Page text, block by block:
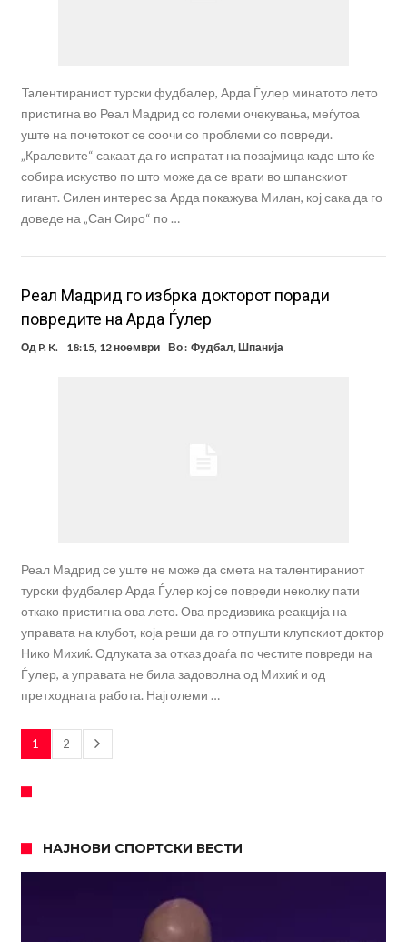
Taлентираниот турски фудбалер, Арда Ѓулер минатото лето
пристигна во Реал Мадрид со големи очекувања, меѓутоа
уште на почетокот се соочи со проблеми со повреди.
„Кралевите“ сакаат да го испратат на позајмица каде што ќе
собира искуство по што може да се врати во шпанскиот
гигант. Силен интерес за Арда покажува Милан, кој сака да го
доведе на „Сан Сиро“ по …
Реал Мадрид го избрка докторот поради
повредите на Арда Ѓулер
Од P. K. 18:15, 12 ноември Во : Фудбал Шпанија
Реал Мадрид се уште не може да смета на талентираниот
турски фудбалер Арда Ѓулер кој се повреди неколку пати
откако пристигна ова лето. Ова предизвика реакција на
управата на клубот, која реши да го отпушти клупскиот доктор
Нико Михиќ. Одлуката за отказ доаѓа по честите повреди на
Ѓулер, а управата не била задоволна од Михиќ и од
претходната работа. Најголеми …
1 2
НАЈНОВИ СПОРТСКИ ВЕСТИ